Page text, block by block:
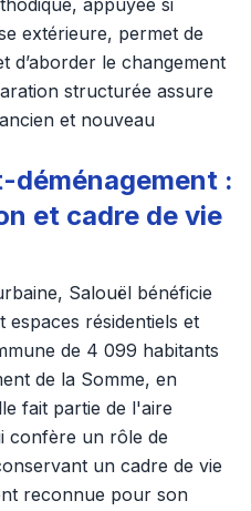
appuyée si
extérieure, permet de
d’aborder le changement
structurée assure
et nouveau
déménagement :
et cadre de vie
Salouël bénéficie
résidentiels et
de 4 099 habitants
de la Somme, en
fait partie de l'aire
confère un rôle de
un cadre de vie
reconnue pour son